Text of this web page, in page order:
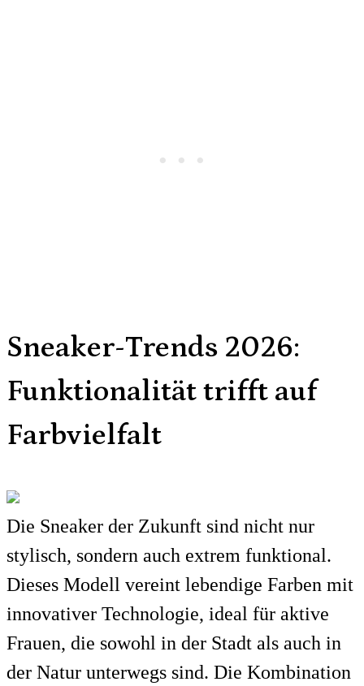
Sneaker-Trends 2026:
Funktionalität trifft auf
Farbvielfalt
Die Sneaker der Zukunft sind nicht nur
stylisch, sondern auch extrem funktional.
Dieses Modell vereint lebendige Farben mit
innovativer Technologie, ideal für aktive
Frauen, die sowohl in der Stadt als auch in
der Natur unterwegs sind. Die Kombination